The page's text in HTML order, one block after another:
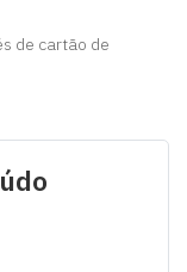
de cartão de